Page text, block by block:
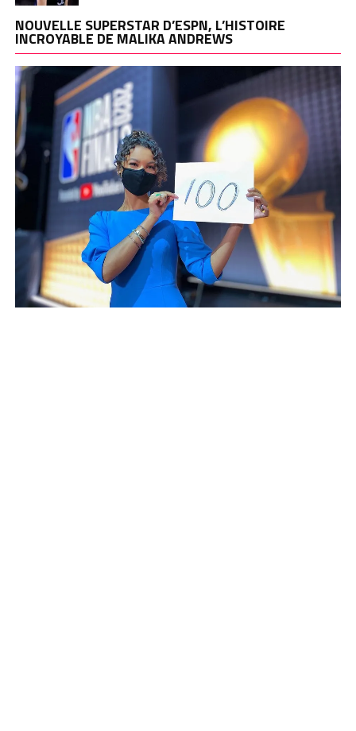
NOUVELLE SUPERSTAR D’ESPN, L’HISTOIRE
INCROYABLE DE MALIKA ANDREWS